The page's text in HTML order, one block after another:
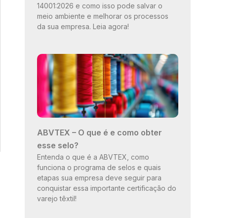
14001:2026 e como isso pode salvar o
meio ambiente e melhorar os processos
da sua empresa. Leia agora!
ABVTEX – O que é e como obter
esse selo?
Entenda o que é a ABVTEX, como
funciona o programa de selos e quais
etapas sua empresa deve seguir para
conquistar essa importante certificação do
varejo têxtil!